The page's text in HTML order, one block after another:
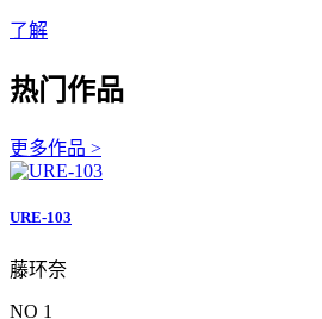
了解
热门作品
更多作品 >
URE-103
藤环奈
NO 1